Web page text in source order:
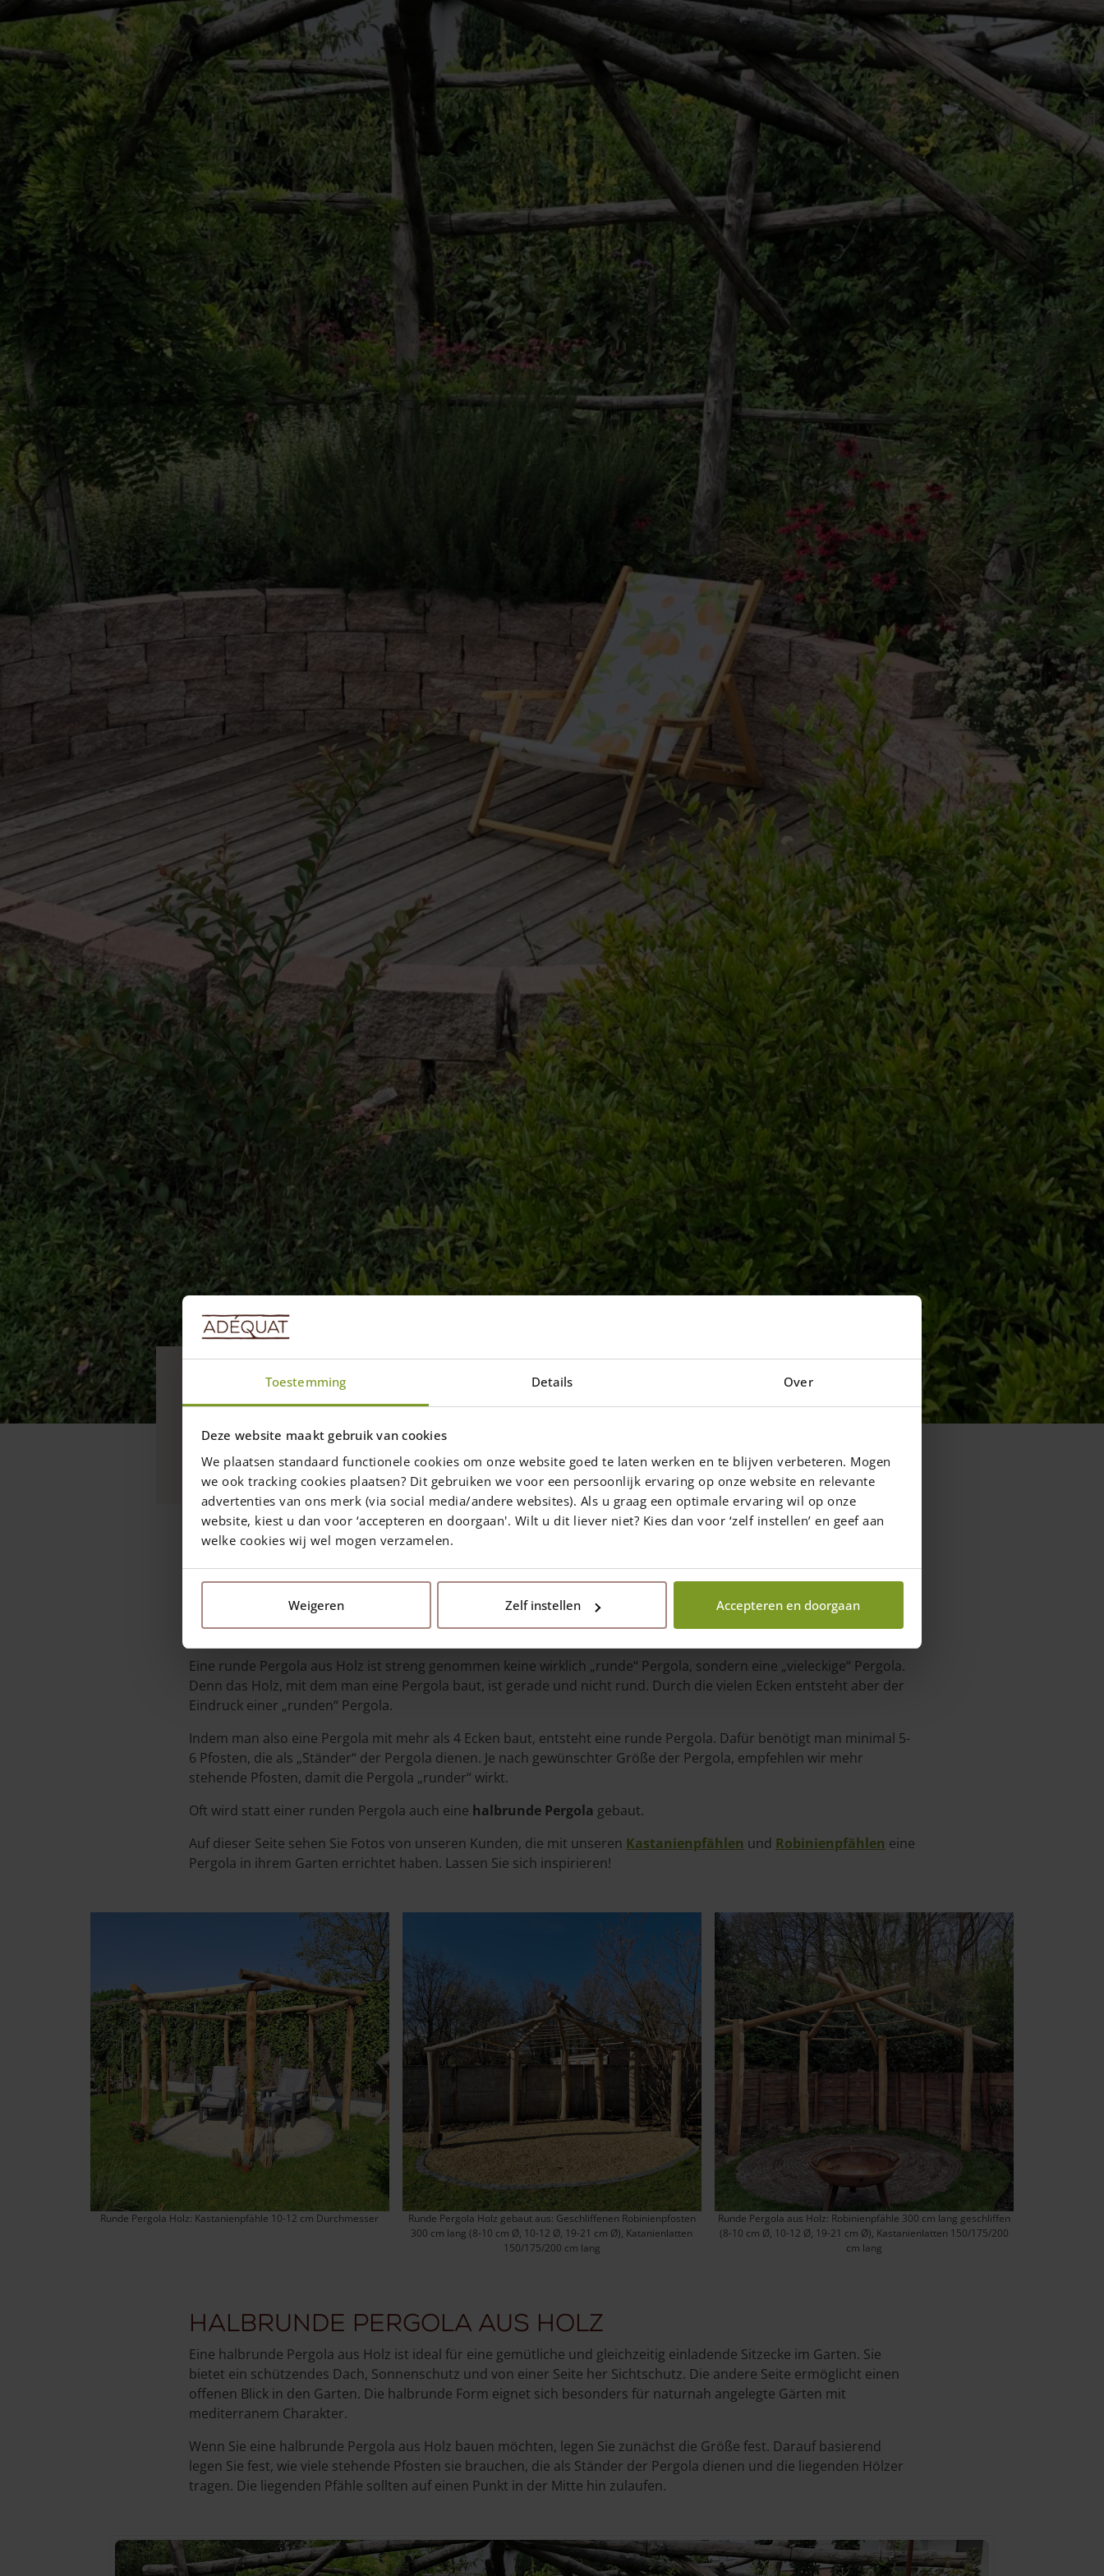
Toestemming Details Over
Deze website maakt gebruik van cookies
We plaatsen standaard functionele cookies om onze website goed te laten werken en te blijven verbeteren. Mogen
we ook tracking cookies plaatsen? Dit gebruiken we voor een persoonlijk ervaring op onze website en relevante
advertenties van ons merk (via social media/andere websites). Als u graag een optimale ervaring wil op onze
website, kiest u dan voor ‘accepteren en doorgaan'. Wilt u dit liever niet? Kies dan voor ‘zelf instellen’ en geef aan
welke cookies wij wel mogen verzamelen.
Weigeren Zelf instellen Accepteren en doorgaan
Service & Kontakt
Runde Pergola Holz
Möchten Sie eine runde Pergola aus Holz bauen? Oder eine
halbrunde Pergola? Tipps, Fotos & Inspiration...
—
4 min Lesezeit
Was ist eine runde Pergola?
Eine runde Pergola aus Holz ist streng genommen keine wirklich „runde“ Pergola, sondern eine „vieleckige“ Pergola.
Denn das Holz, mit dem man eine Pergola baut, ist gerade und nicht rund. Durch die vielen Ecken entsteht aber der
Eindruck einer „runden“ Pergola.
Indem man also eine Pergola mit mehr als 4 Ecken baut, entsteht eine runde Pergola. Dafür benötigt man minimal 5-
6 Pfosten, die als „Ständer“ der Pergola dienen. Je nach gewünschter Größe der Pergola, empfehlen wir mehr
stehende Pfosten, damit die Pergola „runder“ wirkt.
Oft wird statt einer runden Pergola auch eine halbrunde Pergola gebaut.
Auf dieser Seite sehen Sie Fotos von unseren Kunden, die mit unseren Kastanienpfählen und Robinienpfählen eine
Pergola in ihrem Garten errichtet haben. Lassen Sie sich inspirieren!
Runde Pergola Holz: Kastanienpfähle 10-12 cm Durchmesser
Runde Pergola Holz gebaut aus: Geschliffenen Robinienpfosten
300 cm lang (8-10 cm Ø, 10-12 Ø, 19-21 cm Ø), Katanienlatten
150/175/200 cm lang
Runde Pergola aus Holz: Robinienpfähle 300 cm lang geschliffen
(8-10 cm Ø, 10-12 Ø, 19-21 cm Ø), Kastanienlatten 150/175/200
cm lang
Halbrunde Pergola aus Holz
Eine halbrunde Pergola aus Holz ist ideal für eine gemütliche und gleichzeitig einladende Sitzecke im Garten. Sie
bietet ein schützendes Dach, Sonnenschutz und von einer Seite her Sichtschutz. Die andere Seite ermöglicht einen
offenen Blick in den Garten. Die halbrunde Form eignet sich besonders für naturnah angelegte Gärten mit
mediterranem Charakter.
Wenn Sie eine halbrunde Pergola aus Holz bauen möchten, legen Sie zunächst die Größe fest. Darauf basierend
legen Sie fest, wie viele stehende Pfosten sie brauchen, die als Ständer der Pergola dienen und die liegenden Hölzer
tragen. Die liegenden Pfähle sollten auf einen Punkt in der Mitte hin zulaufen.